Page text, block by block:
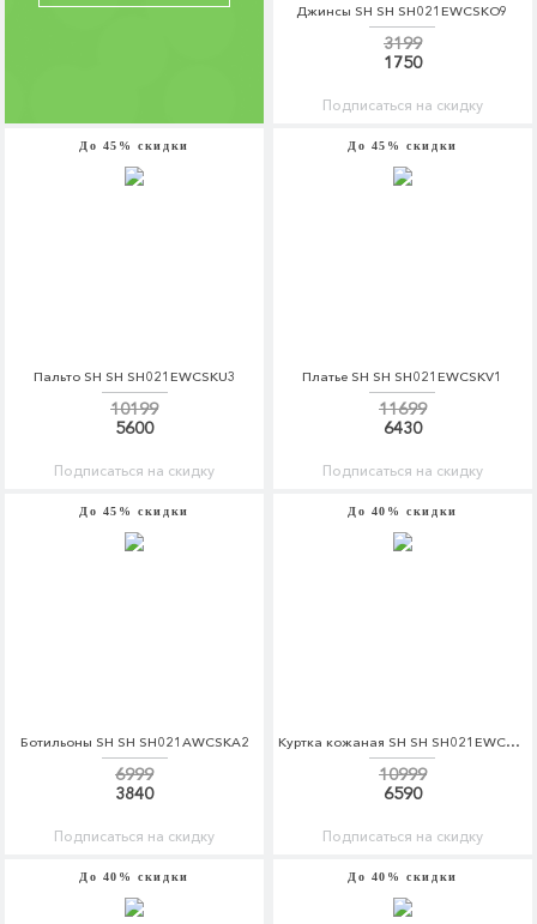
Джинсы SH SH SH021EWCSKO9
3199
1750
Подписаться на скидку
До 45% скидки
Пальто SH SH SH021EWCSKU3
10199
5600
Подписаться на скидку
До 45% скидки
Платье SH SH SH021EWCSKV1
11699
6430
Подписаться на скидку
До 45% скидки
Ботильоны SH SH SH021AWCSKA2
6999
3840
Подписаться на скидку
До 40% скидки
Куртка кожаная SH SH SH021EWCSKR9
10999
6590
Подписаться на скидку
До 40% скидки До 40% скидки